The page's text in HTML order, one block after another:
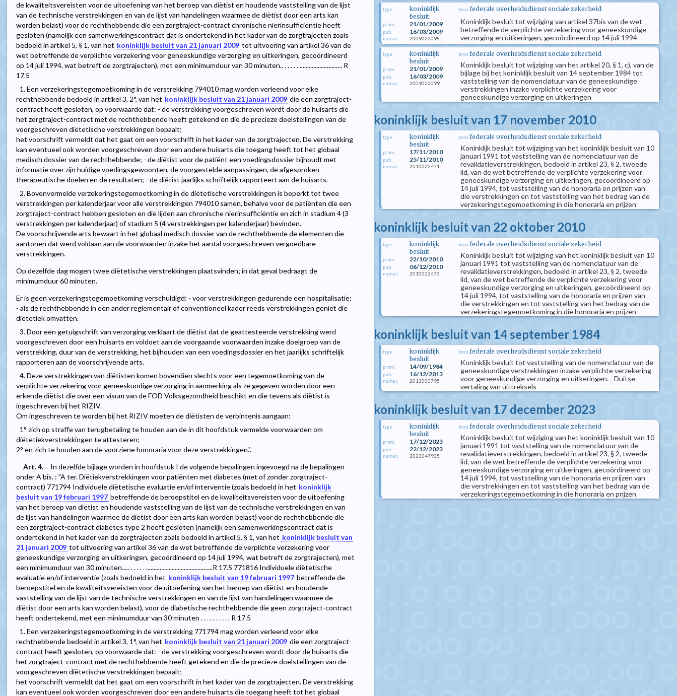
de kwaliteitsvereisten voor de uitoefening van het beroep van diëtist en houdende vaststelling van de lijst
van de technische verstrekkingen en van de lijst van handelingen waarmee de diëtist door een arts kan
worden belast) voor de rechthebbende die een zorgtraject-contract chronische nierinsufficiëntie heeft
gesloten (namelijk een samenwerkingscontract dat is ondertekend in het kader van de zorgtrajecten zoals
bedoeld in artikel 5, § 1, van het koninklijk besluit van 21 januari 2009 tot uitvoering van artikel 36 van de
wet betreffende de verplichte verzekering voor geneeskundige verzorging en uitkeringen, gecoördineerd
op 14 juli 1994, wat betreft de zorgtrajecten), met een minimumduur van 30 minuten.. . . . . . ............................ R
17.5
1. Een verzekeringstegemoetkoming in de verstrekking 794010 mag worden verleend voor elke
rechthebbende bedoeld in artikel 3, 2°, van het koninklijk besluit van 21 januari 2009 die een zorgtraject-
contract heeft gesloten, op voorwaarde dat: - de verstrekking voorgeschreven wordt door de huisarts die
het zorgtraject-contract met de rechthebbende heeft getekend en die de precieze doelstellingen van de
voorgeschreven diëtetische verstrekkingen bepaalt;
het voorschrift vermeldt dat het gaat om een voorschrift in het kader van de zorgtrajecten. De verstrekking
kan eventueel ook worden voorgeschreven door een andere huisarts die toegang heeft tot het globaal
medisch dossier van de rechthebbende; - de diëtist voor de patiënt een voedingsdossier bijhoudt met
informatie over zijn huidige voedingsgewoonten, de voorgestelde aanpassingen, de afgesproken
therapeutische doelen en de resultaten; - de diëtist jaarlijks schriftelijk rapporteert aan de huisarts.
2. Bovenvermelde verzekeringstegemoetkoming in de diëtetische verstrekkingen is beperkt tot twee
verstrekkingen per kalenderjaar voor alle verstrekkingen 794010 samen, behalve voor de patiënten die een
zorgtraject-contract hebben gesloten en die lijden aan chronische nierinsufficiëntie en zich in stadium 4 (3
verstrekkingen per kalenderjaar) of stadium 5 (4 verstrekkingen per kalenderjaar) bevinden.
De voorschrijvende arts bewaart in het globaal medisch dossier van de rechthebbende de elementen die
aantonen dat werd voldaan aan de voorwaarden inzake het aantal voorgeschreven vergoedbare
verstrekkingen.
Op dezelfde dag mogen twee diëtetische verstrekkingen plaatsvinden; in dat geval bedraagt de
minimumduur 60 minuten.
Er is geen verzekeringstegemoetkoming verschuldigd: - voor verstrekkingen gedurende een hospitalisatie;
- als de rechthebbende in een ander reglementair of conventioneel kader reeds verstrekkingen geniet die
diëtetiek omvatten.
3. Door een getuigschrift van verzorging verklaart de diëtist dat de geattesteerde verstrekking werd
voorgeschreven door een huisarts en voldoet aan de voorgaande voorwaarden inzake doelgroep van de
verstrekking, duur van de verstrekking, het bijhouden van een voedingsdossier en het jaarlijks schriftelijk
rapporteren aan de voorschrijvende arts.
4. Deze verstrekkingen van diëtisten komen bovendien slechts voor een tegemoetkoming van de
verplichte verzekering voor geneeskundige verzorging in aanmerking als ze gegeven worden door een
erkende diëtist die over een visum van de FOD Volksgezondheid beschikt en die tevens als diëtist is
ingeschreven bij het RIZIV.
Om ingeschreven te worden bij het RIZIV moeten de diëtisten de verbintenis aangaan:
1° zich op straffe van terugbetaling te houden aan de in dit hoofdstuk vermelde voorwaarden om
diëtetiekverstrekkingen te attesteren;
2° en zich te houden aan de voorziene honoraria voor deze verstrekkingen.".
Art. 4.
In dezelfde bijlage worden in hoofdstuk I de volgende bepalingen ingevoegd na de bepalingen
onder A bis. : "A ter. Diëtiekverstrekkingen voor patiënten met diabetes (met of zonder zorgtraject-
contract) 771794 Individuele diëtetische evaluatie en/of interventie (zoals bedoeld in het koninklijk
besluit van 19 februari 1997 betreffende de beroepstitel en de kwaliteitsvereisten voor de uitoefening
van het beroep van diëtist en houdende vaststelling van de lijst van de technische verstrekkingen en van
de lijst van handelingen waarmee de diëtist door een arts kan worden belast) voor de rechthebbende die
een zorgtraject-contract diabetes type 2 heeft gesloten (namelijk een samenwerkingscontract dat is
ondertekend in het kader van de zorgtrajecten zoals bedoeld in artikel 5, § 1, van het koninklijk besluit van
21 januari 2009 tot uitvoering van artikel 36 van de wet betreffende de verplichte verzekering voor
geneeskundige verzorging en uitkeringen, gecoördineerd op 14 juli 1994, wat betreft de zorgtrajecten), met
een minimumduur van 30 minuten..... . . . . . ............................................R 17.5 771816 Individuele diëtetische
evaluatie en/of interventie (zoals bedoeld in het koninklijk besluit van 19 februari 1997 betreffende de
beroepstitel en de kwaliteitsvereisten voor de uitoefening van het beroep van diëtist en houdende
vaststelling van de lijst van de technische verstrekkingen en van de lijst van handelingen waarmee de
diëtist door een arts kan worden belast), voor de diabetische rechthebbende die geen zorgtraject-contract
heeft ondertekend, met een minimumduur van 30 minuten . . . . . . . . . . R 17.5
1. Een verzekeringstegemoetkoming in de verstrekking 771794 mag worden verleend voor elke
rechthebbende bedoeld in artikel 3, 1°, van het koninklijk besluit van 21 januari 2009 die een zorgtraject-
contract heeft gesloten, op voorwaarde dat: - de verstrekking voorgeschreven wordt door de huisarts die
het zorgtraject-contract met de rechthebbende heeft getekend en die de precieze doelstellingen van de
voorgeschreven diëtetische verstrekkingen bepaalt;
het voorschrift vermeldt dat het gaat om een voorschrift in het kader van de zorgtrajecten. De verstrekking
kan eventueel ook worden voorgeschreven door een andere huisarts die toegang heeft tot het globaal
type
koninklijk
besluit
prom. 21/01/2009
pub. 16/03/2009
numac 2009022098
bron federale overheidsdienst sociale zekerheid
Koninklijk besluit tot wijziging van artikel 37bis van de wet
betreffende de verplichte verzekering voor geneeskundige
verzorging en uitkeringen, gecoördineerd op 14 juli 1994
type
koninklijk
besluit
prom. 21/01/2009
pub. 16/03/2009
numac 2009022099
bron federale overheidsdienst sociale zekerheid
Koninklijk besluit tot wijziging van het artikel 20, § 1, c), van de
bijlage bij het koninklijk besluit van 14 september 1984 tot
vaststelling van de nomenclatuur van de geneeskundige
verstrekkingen inzake verplichte verzekering voor
geneeskundige verzorging en uitkeringen
koninklijk besluit van 17 november 2010
type
koninklijk
besluit
prom. 17/11/2010
pub. 25/11/2010
numac 2010022471
bron federale overheidsdienst sociale zekerheid
Koninklijk besluit tot wijziging van het koninklijk besluit van 10
januari 1991 tot vaststelling van de nomenclatuur van de
revalidatieverstrekkingen, bedoeld in artikel 23, § 2, tweede
lid, van de wet betreffende de verplichte verzekering voor
geneeskundige verzorging en uitkeringen, gecoördineerd op
14 juli 1994, tot vaststelling van de honoraria en prijzen van
die verstrekkingen en tot vaststelling van het bedrag van de
verzekeringstegemoetkoming in die honoraria en prijzen
koninklijk besluit van 22 oktober 2010
type
koninklijk
besluit
prom. 22/10/2010
pub. 06/12/2010
numac 2010022473
bron federale overheidsdienst sociale zekerheid
Koninklijk besluit tot wijziging van het koninklijk besluit van 10
januari 1991 tot vaststelling van de nomenclatuur van de
revalidatieverstrekkingen, bedoeld in artikel 23, § 2, tweede
lid, van de wet betreffende de verplichte verzekering voor
geneeskundige verzorging en uitkeringen, gecoördineerd op
14 juli 1994, tot vaststelling van de honoraria en prijzen van
die verstrekkingen en tot vaststelling van het bedrag van de
verzekeringstegemoetkoming in die honoraria en prijzen
koninklijk besluit van 14 september 1984
type
koninklijk
besluit
prom. 14/09/1984
pub. 16/12/2013
numac 2013000795
bron federale overheidsdienst sociale zekerheid
Koninklijk besluit tot vaststelling van de nomenclatuur van de
geneeskundige verstrekkingen inzake verplichte verzekering
voor geneeskundige verzorging en uitkeringen. - Duitse
vertaling van uittreksels
koninklijk besluit van 17 december 2023
type
koninklijk
besluit
prom. 17/12/2023
pub. 22/12/2023
numac 2023047935
bron federale overheidsdienst sociale zekerheid
Koninklijk besluit tot wijziging van het koninklijk besluit van 10
januari 1991 tot vaststelling van de nomenclatuur van de
revalidatieverstrekkingen, bedoeld in artikel 23, § 2, tweede
lid, van de wet betreffende de verplichte verzekering voor
geneeskundige verzorging en uitkeringen, gecoördineerd op
14 juli 1994, tot vaststelling van de honoraria en prijzen van
die verstrekkingen en tot vaststelling van het bedrag van de
verzekeringstegemoetkoming in die honoraria en prijzen